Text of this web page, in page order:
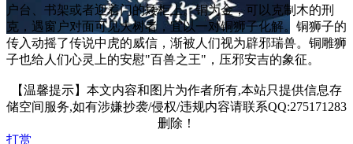
户台、书架或者迎着门的矮柜上。铜为金，可以克制木的刑
克，遇窗户对面可见大树者，宜以一对铜狮子化解。铜狮子的
传入动摇了传说中虎的威信，渐被人们视为辟邪瑞兽。铜雕狮
子也给人们心灵上的安慰"百兽之王"，压邪安吉的象征。
【温馨提示】本文内容和图片为作者所有,本站只提供信息存
储空间服务,如有涉嫌抄袭/侵权/违规内容请联系QQ:275171283
删除！
打赏